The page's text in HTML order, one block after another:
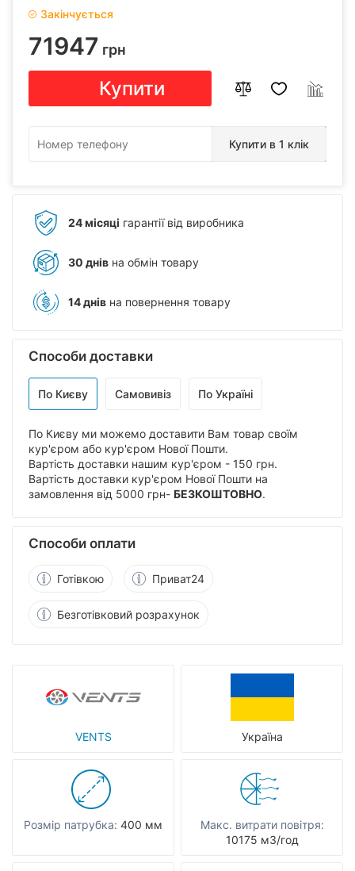
VENTS Україна
Розмір патрубка: 400 мм
Макс. витрати повітря:
10175 мЗ/год
Закінчується
71947 грн
Купити
Купити в 1 клік
24 місяці гарантії від виробника
30 днів на обмін товару
14 днів на повернення товару
Способи доставки
По Києву Самовивіз По Україні
По Києву ми можемо доставити Вам товар своїм
кур'єром або кур'єром Нової Пошти.
Вартість доставки нашим кур'єром - 150 грн.
Вартість доставки кур'єром Нової Пошти на
замовлення від 5000 грн- БЕЗКОШТОВНО.
Способи оплати
Готівкою Приват24
Безготівковий розрахунок